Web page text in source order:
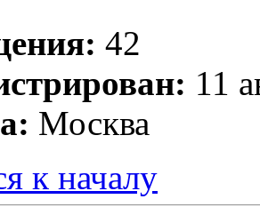
42
11
Москва
к началу